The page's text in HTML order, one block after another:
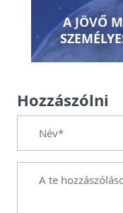
A JÖVŐ
Hozzászólni